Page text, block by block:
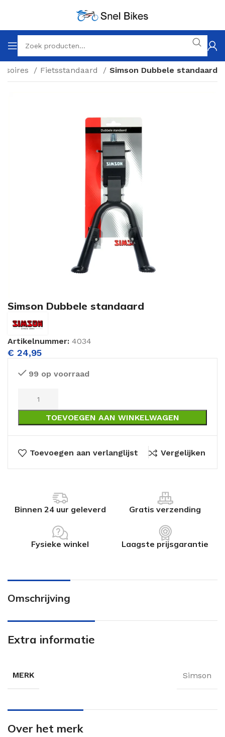
Fietsstandaard Simson Dubbele standaard
Simson Dubbele standaard
Artikelnummer: 4034
€ 24,95
99 op voorraad
TOEVOEGEN AAN WINKELWAGEN
Toevoegen aan verlanglijst Vergelijken
Binnen 24 uur geleverd Gratis verzending
Fysieke winkel Laagste prijsgarantie
Omschrijving
Extra informatie
MERK Simson
Over het merk